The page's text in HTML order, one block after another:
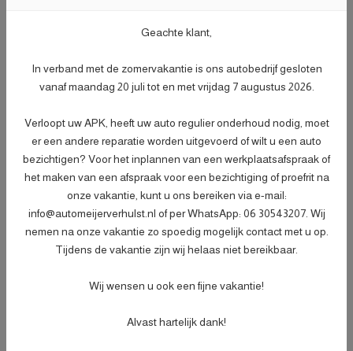
- Auto is of wordt gepoetst.
Meer informatie
Nieuwe APK
- Nieuwe APK;
- Onderhoudsbeurt volgens
dealerspecificatie;
- Afleveringscontrolebeurt;
- Verlichtingscontrole;
- Peilen en aanvullen van vloeistoffen;
- Bandenspanningscontrole;
- 3 maanden garantie;
Geachte klant,
In verband met de zomervakantie is ons autobedrijf gesloten
vanaf maandag 20 juli tot en met vrijdag 7 augustus 2026.
Verloopt uw APK, heeft uw auto regulier onderhoud nodig, moet
er een andere reparatie worden uitgevoerd of wilt u een auto
bezichtigen? Voor het inplannen van een werkplaatsafspraak of
het maken van een afspraak voor een bezichtiging of proefrit na
onze vakantie, kunt u ons bereiken via e-mail:
info@automeijerverhulst.nl of per WhatsApp: 06 30543207. Wij
nemen na onze vakantie zo spoedig mogelijk contact met u op.
Tijdens de vakantie zijn wij helaas niet bereikbaar.
Wij wensen u ook een fijne vakantie!
Alvast hartelijk dank!